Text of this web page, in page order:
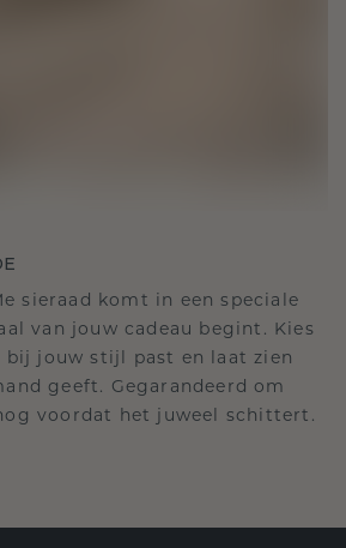
sieraad komt in een speciale
van jouw cadeau begint. Kies
bij jouw stijl past en laat zien
geeft. Gegarandeerd om
voordat het juweel schittert.